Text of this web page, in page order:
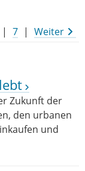
| 7 | Weiter
Zukunft der
den urbanen
und